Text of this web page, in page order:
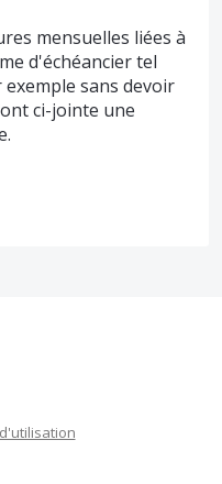
mensuelles liées à
d'échéancier tel
sans devoir
ci-jointe une